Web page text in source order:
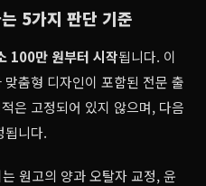
5가지 판단 기준
100만 원부터 시작됩니다. 이
춤형 디자인이 포함된 전문 출
은 고정되어 있지 않으며, 다음
됩니다.
원고의 양과 오탈자 교정, 윤